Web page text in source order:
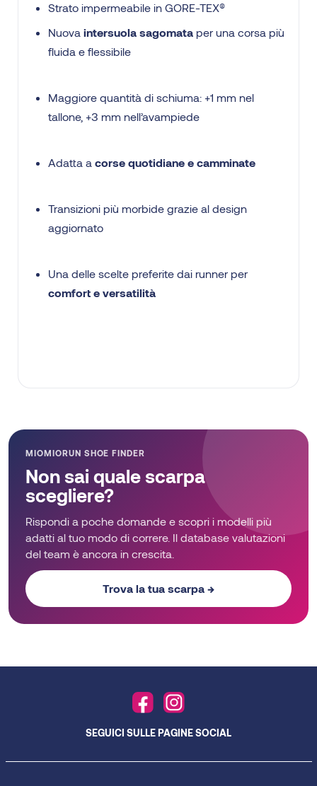
Strato impermeabile in GORE-TEX®
Nuova intersuola sagomata per una corsa più
fluida e flessibile
Maggiore quantità di schiuma: +1 mm nel
tallone, +3 mm nell’avampiede
Adatta a corse quotidiane e camminate
Transizioni più morbide grazie al design
aggiornato
Una delle scelte preferite dai runner per
comfort e versatilità
MIOMIORUN SHOE FINDER
Non sai quale scarpa
scegliere?
Rispondi a poche domande e scopri i modelli più
adatti al tuo modo di correre. Il database valutazioni
del team è ancora in crescita.
Trova la tua scarpa →
SEGUICI SULLE PAGINE SOCIAL